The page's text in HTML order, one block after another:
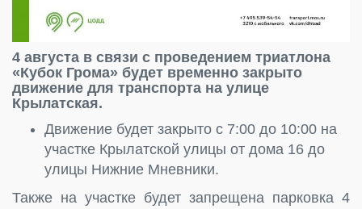
4 августа в связи с проведением триатлона
«Кубок Грома» будет временно закрыто
движение для транспорта на улице
Крылатская.
Движение будет закрыто с 7:00 до 10:00 на
участке Крылатской улицы от дома 16 до
улицы Нижние Мневники.
Также на участке будет запрещена парковка 4